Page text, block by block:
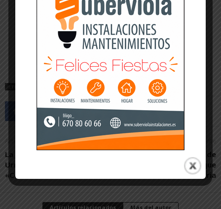
ASPIL VIDAL ASPIL VIDAL RIBERA NAVARRA FÚTBOL SALA
Artículo anterior
La jota encumbra a Diego
Urmeneta con el premio
«Comunidad Foral»
Artículo siguiente
CD Tudelano 1- 1 Rácing de
Santander: Un punto que
sabe a victoria
Artículos relacionados Más del autor